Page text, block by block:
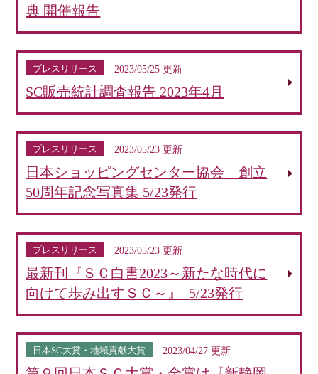
典 開催報告
プレスリリース 2023/05/25 更新
SC販売統計調査報告 2023年4月
プレスリリース 2023/05/23 更新
日本ショッピングセンター協会 創立
50周年記念写真集 5/23発行
プレスリリース 2023/05/23 更新
最新刊『ＳＣ白書2023～新たな時代に
向けて歩み出すＳＣ～』 5/23発行
日本SC大賞・地域貢献大賞 2023/04/27 更新